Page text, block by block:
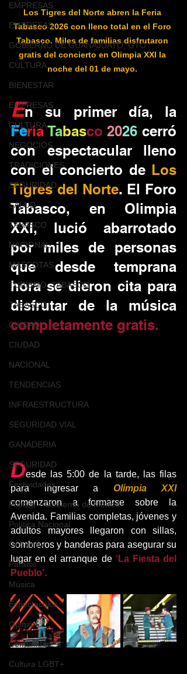
EMPRESAS
EMPRESAS
GOBIERNO DE GUANAJUATO, GTO
CULTURA
BIENESTAR
EMPRESAS
CULTURA
NEGOCIOS
TRADICIONES
SEGURIDAD
SALUD
TABASCO
NACIONAL
MASCOTAS
TURISMO, TABASCO
TABASCO
CIUDAD
CIUDAD
NACIONAL
TENDENCIAS
INFRAESTRUCTURA
SEGURIDAD VIAL
GANADERIA
SEGURIDAD
Festividades
Política < Gobierno de México
Política Nacional
Gobierno
Paraiso
Música
Espéctaculos
Opinión
Comunidad
Cultura LGBT+
Los Tigres del Norte abren la Feria
Tabasco 2026 con lleno total en el Foro
Tabasco. Miles de familias disfrutaron
gratis del concierto en Olimpia XXI la
noche del 01 de mayo.
E
Feria Tabasco 2026 cerró
con espectacular lleno
con el concierto de Los
Tigres del Norte. El Foro
Tabasco, en Olimpia
XXI, lució abarrotado
por miles de personas
que desde temprana
hora se dieron cita para
completamente gratis.
Desde las 5:00 de la tarde, las filas
para ingresar a
Olimpia XXI
comenzaron a formarse sobre la
Avenida. Familias completas, jóvenes y
adultos mayores llegaron con sillas,
sombreros y banderas para asegurar su
lugar en el arranque de ‘La Fiesta del
Pueblo’.